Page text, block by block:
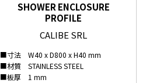
SHOWER ENCLOSURE
PROFILE
CALIBE SRL
■寸法 W40 x D800 x H40 mm
■材質 STAINLESS STEEL
■板厚 1 mm